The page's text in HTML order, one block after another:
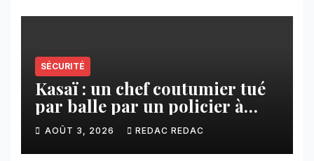
SÉCURITÉ
Kasaï : un chef coutumier tué
par balle par un policier à
Kamuesha, la tension monte
AOÛT 3, 2026 REDAC REDAC